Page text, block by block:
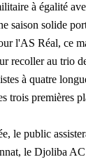
à égalité
saison solide
l'AS Réal, ce
recoller au trio
à quatre
trois premières
le public
le Djoliba